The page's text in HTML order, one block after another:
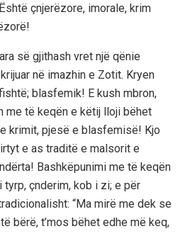
çnjerëzore, imorale, krim
së gjithash vret një qënie
në imazhin e Zotit. Kryen
blasfemik! E kush mbron,
me të keqën e këtij lloji bëhet
krimit, pjesë e blasfemisë! Kjo
e as traditë e malsorit e
Bashkëpunimi me të keqën
çnderim, kob i zi; e për
“Ma mirë me dek se
bërë, t’mos bëhet edhe më keq,